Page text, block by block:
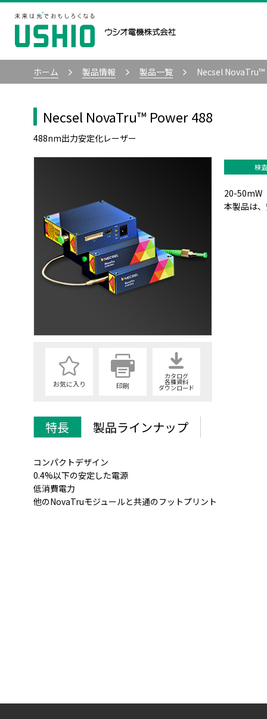
ホーム 製品情報 製品一覧 Necsel
Necsel NovaTru™ Power 488
488nm出力安定化レーザー
お気に入り 印刷
カタログ
各種資料
ダウンロード
検査
20-50mW
本製品は
特長 製品ラインナップ
コンパクトデザイン
0.4%以下の安定した電源
低消費電力
他のNovaTruモジュールと共通のフットプリント